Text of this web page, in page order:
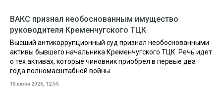
ВАКС признал необоснованным имущество
руководителя Кременчугского ТЦК
Высший антикоррупционный суд признал необоснованными
активы бывшего начальника Кременчугского ТЦК. Речь идет
о тех активах, которые чиновник приобрел в первые два
года полномасштабной войны.
10 июня 2026, 12:55